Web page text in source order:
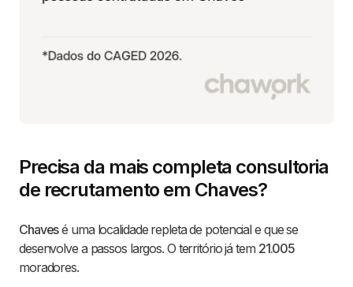
Precisa da mais completa consultoria
de recrutamento em Chaves?
Chavesé uma localidade repleta de potencial e que se
desenvolve a passos largos. O território já tem 21.005
moradores.